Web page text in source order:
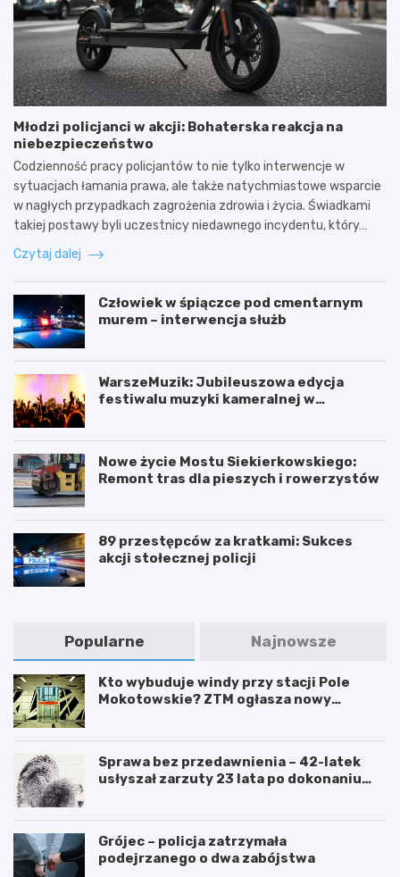
Młodzi policjanci w akcji: Bohaterska reakcja na
niebezpieczeństwo
Codzienność pracy policjantów to nie tylko interwencje w
sytuacjach łamania prawa, ale także natychmiastowe wsparcie
w nagłych przypadkach zagrożenia zdrowia i życia. Świadkami
takiej postawy byli uczestnicy niedawnego incydentu, który…
Czytaj dalej
Człowiek w śpiączce pod cmentarnym
murem – interwencja służb
WarszeMuzik: Jubileuszowa edycja
festiwalu muzyki kameralnej w
Nowe życie Mostu Siekierkowskiego:
Remont tras dla pieszych i rowerzystów
89 przestępców za kratkami: Sukces
akcji stołecznej policji
Popularne Najnowsze
Kto wybuduje windy przy stacji Pole
Mokotowskie? ZTM ogłasza nowy
Sprawa bez przedawnienia – 42-latek
usłyszał zarzuty 23 lata po dokonaniu
Grójec – policja zatrzymała
podejrzanego o dwa zabójstwa